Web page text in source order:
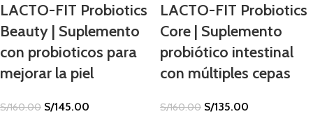
LACTO-FIT Probiotics
Beauty | Suplemento
con probioticos para
mejorar la piel
S/160.00 S/145.00
LACTO-FIT Probiotics
Core | Suplemento
probiótico intestinal
con múltiples cepas
S/160.00 S/135.00